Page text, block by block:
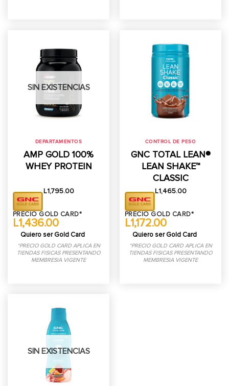
SIN EXISTENCIAS
DEPARTAMENTOS
AMP GOLD 100%
WHEY PROTEIN
L1,795.00
PRECIO GOLD CARD*
L1,436.00
Quiero ser Gold Card
*PRECIO GOLD CARD APLICA EN
TIENDAS FISICAS PRESENTANDO
MEMBRESIA VIGENTE
CONTROL DE PESO
GNC TOTAL LEAN®
LEAN SHAKE™
CLASSIC
L1,465.00
PRECIO GOLD CARD*
L1,172.00
Quiero ser Gold Card
*PRECIO GOLD CARD APLICA EN
TIENDAS FISICAS PRESENTANDO
MEMBRESIA VIGENTE
SIN EXISTENCIAS